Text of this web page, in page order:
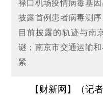
禄口机场疫情病毒基
披露首例患者病毒测
目前披露的轨迹与南
谜；南京市交通运输
紧
【财新网】（记